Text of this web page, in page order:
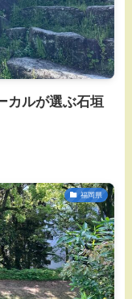
カルが選ぶ石垣
福岡県